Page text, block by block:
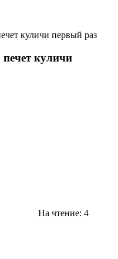
куличи первый раз
куличи
На чтение: 4